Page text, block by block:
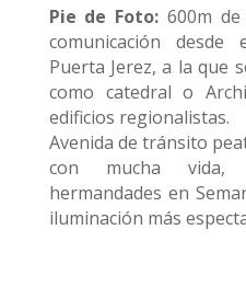
Pie de Foto: 600m
comunicación
Puerta Jerez, a la que
como catedral o
edificios regionalistas.
Avenida de tránsito
con mucha vida,
hermandades en
iluminación más